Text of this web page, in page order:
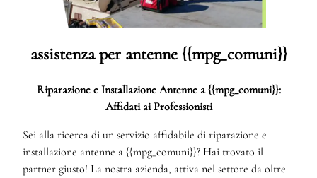
assistenza per antenne {{mpg_comuni}}
Riparazione e Installazione Antenne a {{mpg_comuni}}:
Affidati ai Professionisti
Sei alla ricerca di un servizio affidabile di riparazione e
installazione antenne a {{mpg_comuni}}? Hai trovato il
partner giusto! La nostra azienda, attiva nel settore da oltre